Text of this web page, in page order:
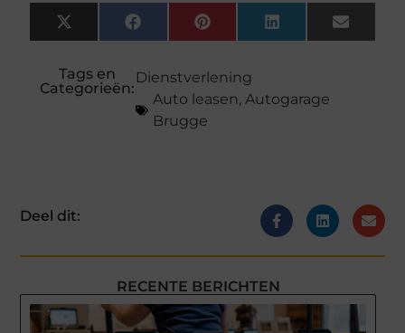
X
(Twitter)
FacebookPinterestLinkedInEmail
Tags en
Categorieën:
Dienstverlening
Auto leasen, Autogarage
Brugge
Deel dit:
RECENTE BERICHTEN